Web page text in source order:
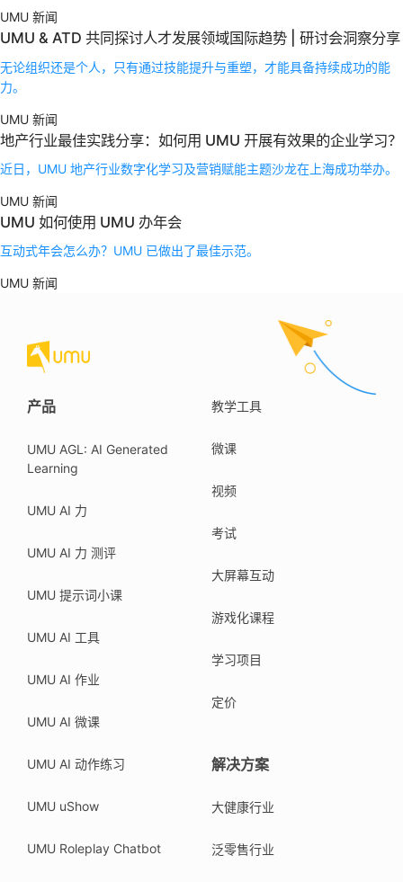
UMU 新闻
UMU & ATD 共同探讨人才发展领域国际趋势 | 研讨会洞察分享
无论组织还是个人，只有通过技能提升与重塑，才能具备持续成功的能
力。
UMU 新闻
地产行业最佳实践分享：如何用 UMU 开展有效果的企业学习？
近日，UMU 地产行业数字化学习及营销赋能主题沙龙在上海成功举办。
UMU 新闻
UMU 如何使用 UMU 办年会
互动式年会怎么办？UMU 已做出了最佳示范。
UMU 新闻
产品
UMU AGL: AI Generated
Learning
UMU AI 力
UMU AI 力 测评
UMU 提示词小课
UMU AI 工具
UMU AI 作业
UMU AI 微课
UMU AI 动作练习
UMU uShow
UMU Roleplay Chatbot
教学工具
微课
视频
考试
大屏幕互动
游戏化课程
学习项目
定价
解决方案
大健康行业
泛零售行业